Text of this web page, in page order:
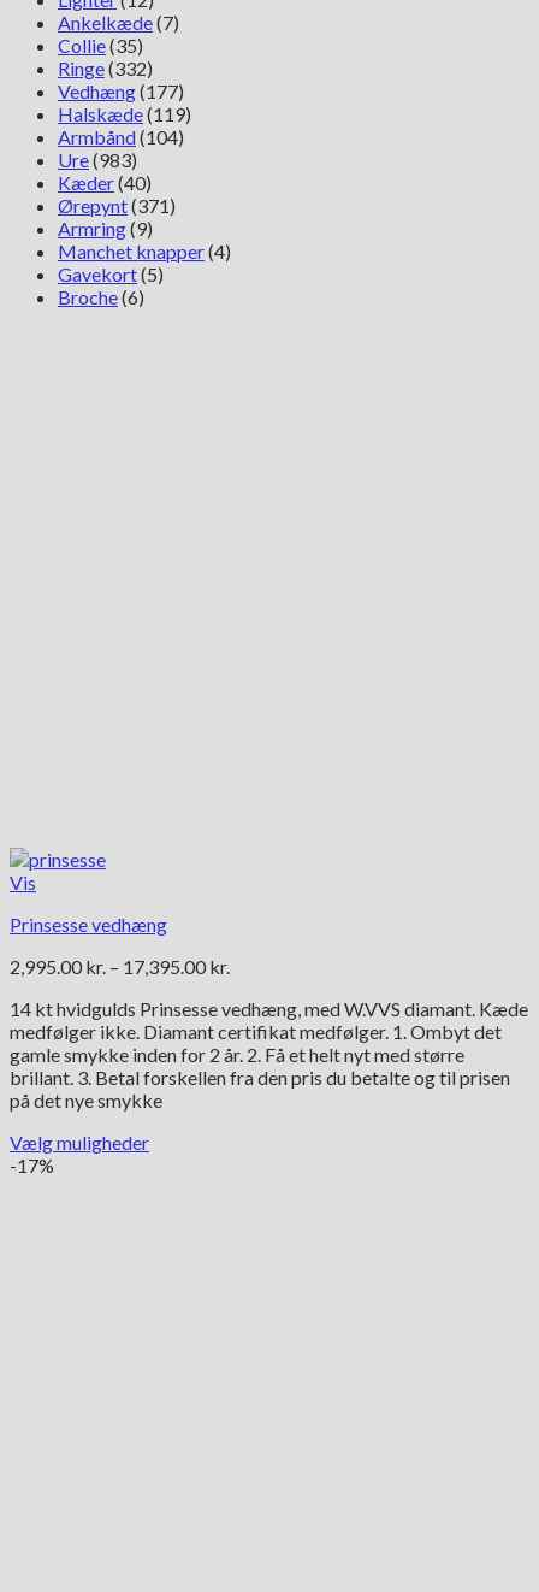
Ankelkæde(7)
Collie(35)
Ringe(332)
Vedhæng(177)
Halskæde(119)
Armbånd(104)
Ure(983)
Kæder(40)
Ørepynt(371)
Armring(9)
Manchet knapper(4)
Gavekort(5)
Broche(6)
Vis
Prinsesse vedhæng
2,995.00 kr. – 17,395.00 kr.
til
17,395.00 kr.
14 kt hvidgulds Prinsesse vedhæng, med W.VVS diamant. Kæde
medfølger ikke. Diamant certifikat medfølger. 1. Ombyt det
gamle smykke inden for 2 år. 2. Få et helt nyt med større
brillant. 3. Betal forskellen fra den pris du betalte og til prisen
på det nye smykke
Vælg muligheder
Dette
-17%